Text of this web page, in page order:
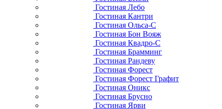
Гостиная Лебо
Гостиная Кантри
Гостиная Ольса-С
Гостиная Бон Вояж
Гостиная Квадро-С
Гостиная Брамминг
Гостиная Рандеву
Гостиная Форест
Гостиная Форест Графит
Гостиная Оникс
Гостиная Брусно
Гостиная Ярви